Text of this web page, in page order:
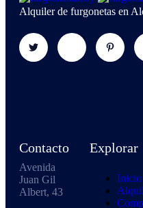
Alquiler de furgonetas en
Contacto
Avenida
Juan Gil
Albert, 43
Explorar
Inicio